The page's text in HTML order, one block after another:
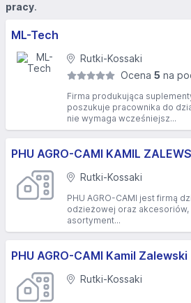
pracy.
ML-Tech
Rutki-Kossaki
Ocena 5 na
Firma produkująca
poszukuje pracownika do
nie wymaga wcześniejsz...
PHU AGRO-CAMI KAMIL
Rutki-Kossaki
PHU AGRO-CAMI jest firmą
odzieżowej oraz
asortyment...
PHU AGRO-CAMI Kamil Zalewski
Rutki-Kossaki